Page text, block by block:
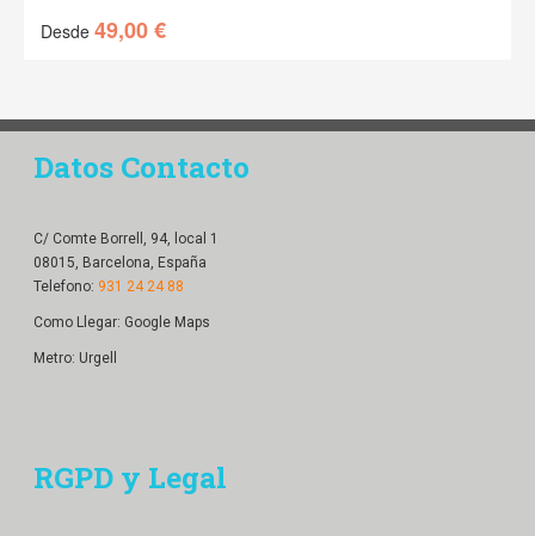
Desde 49,00€
Datos Contacto
C/ Comte Borrell, 94, local 1
08015, Barcelona, España
Telefono: 931 24 24 88
Como Llegar: Google Maps
Metro: Urgell
RGPD y Legal